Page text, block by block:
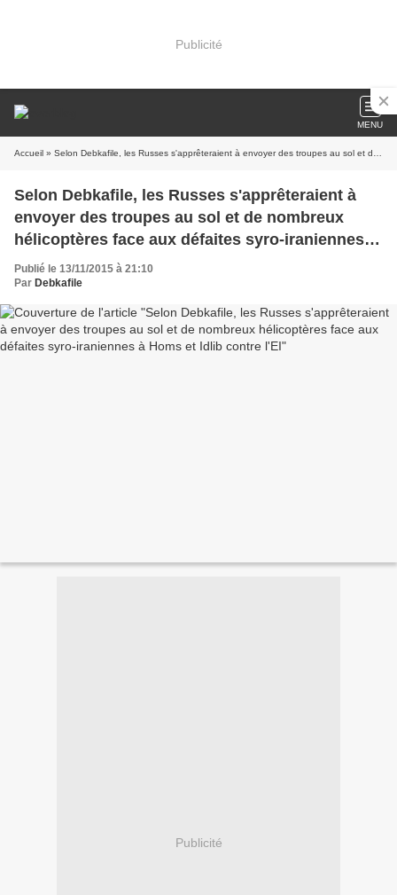
Publicité
MENU
Accueil » Selon Debkafile, les Russes s'apprêteraient à envoyer des troupes au sol et de nombreux hélicoptères face aux défaites syro-iraniennes à Homs et Idlib contre l'EI
Selon Debkafile, les Russes s'apprêteraient à
envoyer des troupes au sol et de nombreux
hélicoptères face aux défaites syro-iraniennes à
Homs et Idlib contre l'EI
Publié le 13/11/2015 à 21:10
Par Debkafile
Publicité